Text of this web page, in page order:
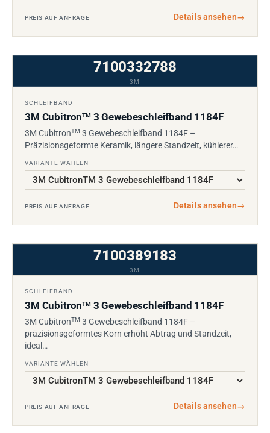
PREIS AUF ANFRAGE Details ansehen→
7100332788
3M
SCHLEIFBAND
3M CubitronTM3 Gewebeschleifband 1184F
3M CubitronTM 3 Gewebeschleifband 1184F –
Präzisionsgeformte Keramik, längere Standzeit, kühlerer…
VARIANTE WÄHLEN
PREIS AUF ANFRAGE Details ansehen→
7100389183
3M
SCHLEIFBAND
3M CubitronTM3 Gewebeschleifband 1184F
3M CubitronTM 3 Gewebeschleifband 1184F –
präzisionsgeformtes Korn erhöht Abtrag und Standzeit,
ideal…
VARIANTE WÄHLEN
PREIS AUF ANFRAGE Details ansehen→